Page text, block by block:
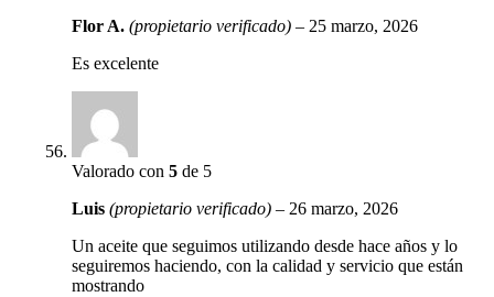
Flor A.(propietario verificado) – 25 marzo, 2026
Es excelente
Valorado con5 de 5
Luis(propietario verificado) – 26 marzo, 2026
Un aceite que seguimos utilizando desde hace años y lo
seguiremos haciendo, con la calidad y servicio que están
mostrando